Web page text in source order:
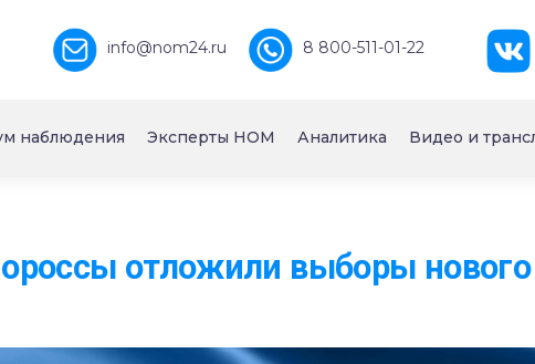
info@nom24.ru 8 800-511-01-22
наблюдения Эксперты НОМ Аналитика Видео и
отложили выборы